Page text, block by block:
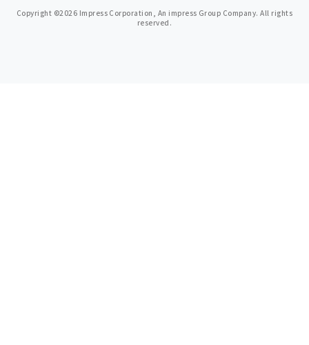
Copyright ©2026 Impress Corporation, An impress Group Company. All rights
reserved.